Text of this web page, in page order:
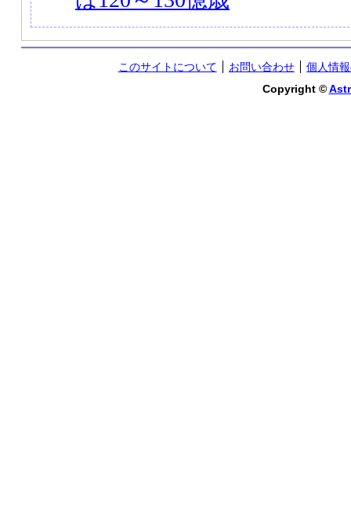
このサイトについて お問い合わせ
個人情
Copyright ©